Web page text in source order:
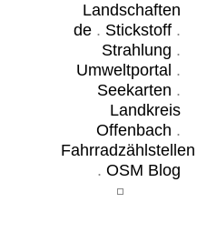
Landschaften
de. Stickstoff.
Strahlung .
Umweltportal .
Seekarten .
Landkreis
Offenbach .
Fahrradzählstellen
. OSM Blog